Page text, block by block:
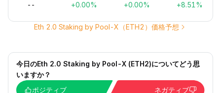
-- +0.00% +0.00% +8.51%
Eth 2.0 Staking by Pool-X（ETH2）価格予想
今日のEth 2.0 Staking by Pool-X (ETH2)についてどう思
いますか？
ポジティブ
ネガティブ